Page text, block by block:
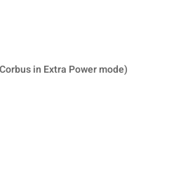
in Extra Power mode)